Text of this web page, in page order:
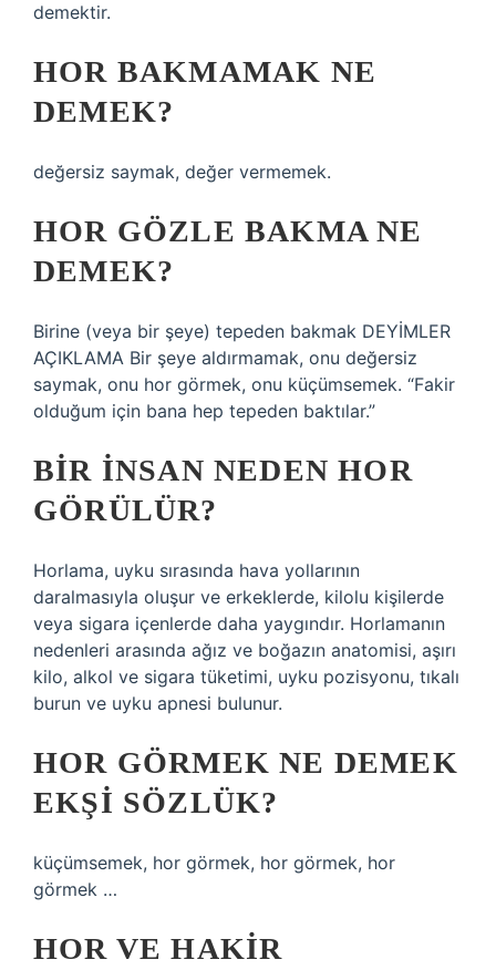
demektir.
HOR BAKMAMAK NE
DEMEK?
değersiz saymak, değer vermemek.
HOR GÖZLE BAKMA NE
DEMEK?
Birine (veya bir şeye) tepeden bakmak DEYİMLER
AÇIKLAMA Bir şeye aldırmamak, onu değersiz
saymak, onu hor görmek, onu küçümsemek. “Fakir
olduğum için bana hep tepeden baktılar.”
BIR INSAN NEDEN HOR
GÖRÜLÜR?
Horlama, uyku sırasında hava yollarının
daralmasıyla oluşur ve erkeklerde, kilolu kişilerde
veya sigara içenlerde daha yaygındır. Horlamanın
nedenleri arasında ağız ve boğazın anatomisi, aşırı
kilo, alkol ve sigara tüketimi, uyku pozisyonu, tıkalı
burun ve uyku apnesi bulunur.
HOR GÖRMEK NE DEMEK
EKŞI SÖZLÜK?
küçümsemek, hor görmek, hor görmek, hor
görmek …
HOR VE HAKIR